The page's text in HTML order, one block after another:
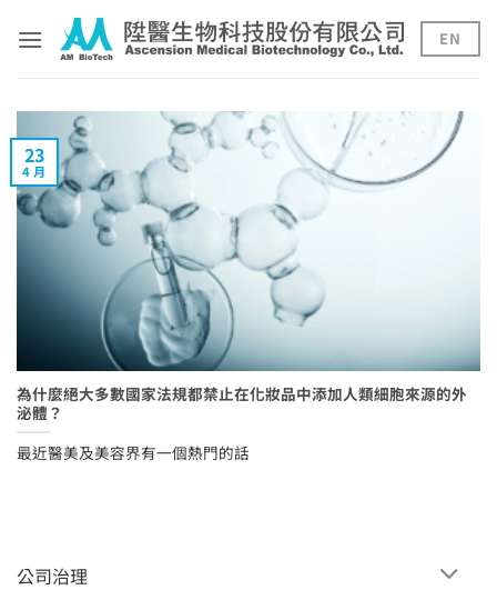
content
EN
公司治理
為什麼絕大多數國家法規都禁止在化妝品中添加人類細胞來源的外
泌體？
最近醫美及美容界有一個熱門的話
23
4 月